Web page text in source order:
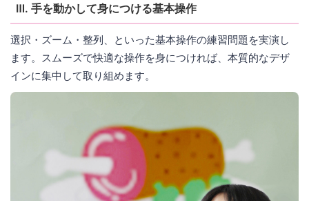
Ⅲ. 手を動かして身につける基本操作
選択・ズーム・整列、といった基本操作の練習問題を実演し
ます。スムーズで快適な操作を身につければ、本質的なデザ
インに集中して取り組めます。